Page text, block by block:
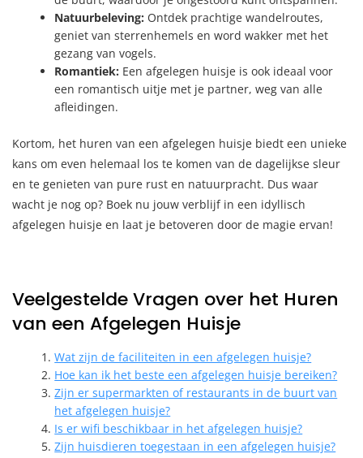
Natuurbeleving: Ontdek prachtige wandelroutes,
geniet van sterrenhemels en word wakker met het
gezang van vogels.
Romantiek: Een afgelegen huisje is ook ideaal voor
een romantisch uitje met je partner, weg van alle
afleidingen.
Kortom, het huren van een afgelegen huisje biedt een unieke
kans om even helemaal los te komen van de dagelijkse sleur
en te genieten van pure rust en natuurpracht. Dus waar
wacht je nog op? Boek nu jouw verblijf in een idyllisch
afgelegen huisje en laat je betoveren door de magie ervan!
Veelgestelde Vragen over het Huren
van een Afgelegen Huisje
Wat zijn de faciliteiten in een afgelegen huisje?
Hoe kan ik het beste een afgelegen huisje bereiken?
Zijn er supermarkten of restaurants in de buurt van
het afgelegen huisje?
Is er wifi beschikbaar in het afgelegen huisje?
Zijn huisdieren toegestaan ​​in een afgelegen huisje?